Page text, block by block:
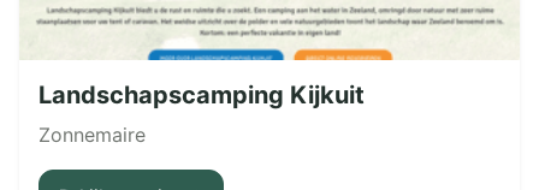
Landschapscamping Kijkuit
Zonnemaire